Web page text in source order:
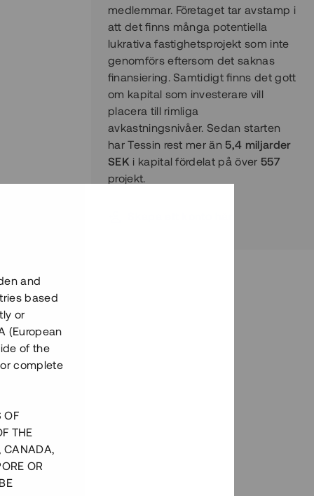
medlemmar. Företaget tar avstamp i
att det finns många potentiella
lukrativa fastighetsprojekt som inte
genomförs eftersom det saknas
finansiering. Samtidigt finns det gott
om kapital som investerare vill
placera till rimliga
avkastningsnivåer. Sedan starten
har Tessin rest mer än 5,4 miljarder
SEK i kapital fördelat på över 557
projekt.
and
based
or
(European
of the
complete
OF
THE
CANADA,
OR